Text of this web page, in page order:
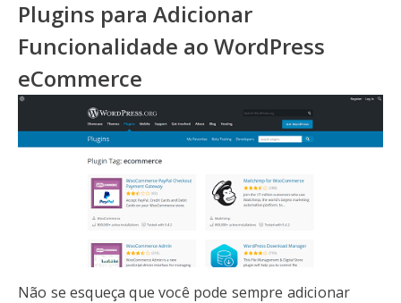
Plugins para Adicionar
Funcionalidade ao WordPress
eCommerce
Não se esqueça que você pode sempre adicionar